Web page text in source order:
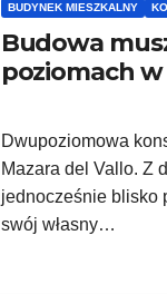
BUDYNEK MIESZKALNY
Budowa
poziomach w
Dwupoziomowa
Mazara del Vallo. Z
jednocześnie blisko
swój własny…